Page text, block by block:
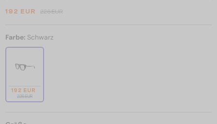
192 EUR 226 EUR
Farbe: Schwarz
192 EUR
226 EUR